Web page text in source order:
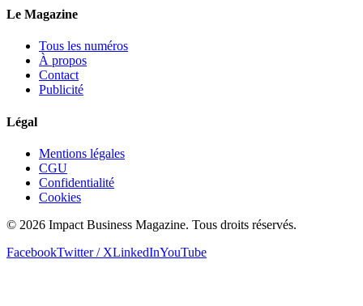
Le Magazine
Tous les numéros
À propos
Contact
Publicité
Légal
Mentions légales
CGU
Confidentialité
Cookies
© 2026 Impact Business Magazine. Tous droits réservés.
FacebookTwitter / XLinkedInYouTube